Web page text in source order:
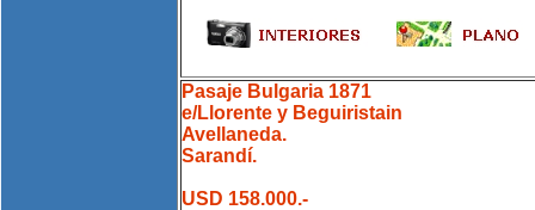
Pasaje Bulgaria 1871
e/Llorente y Beguiristain
Avellaneda.
Sarandí.
USD 158.000.-